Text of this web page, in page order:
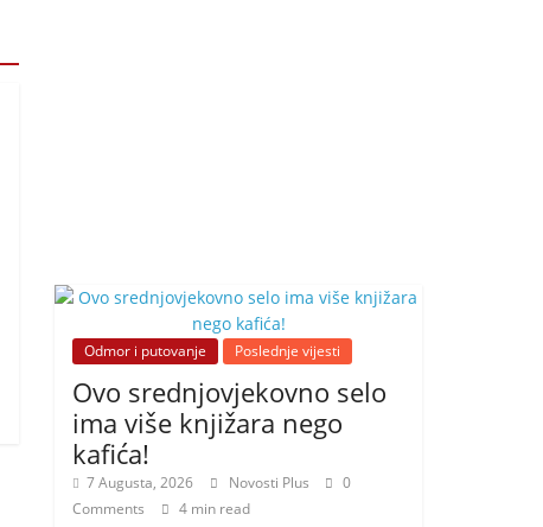
Odmor i putovanje Poslednje vijesti
Ovo srednjovjekovno selo
ima više knjižara nego
kafića!
7 Augusta, 2026 Novosti Plus
0
Comments
4 min read